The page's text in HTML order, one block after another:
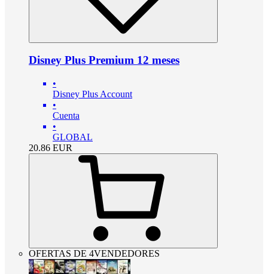
Disney Plus Premium 12 meses
•
Disney Plus Account
•
Cuenta
•
GLOBAL
20.86 EUR
OFERTAS DE 4VENDEDORES